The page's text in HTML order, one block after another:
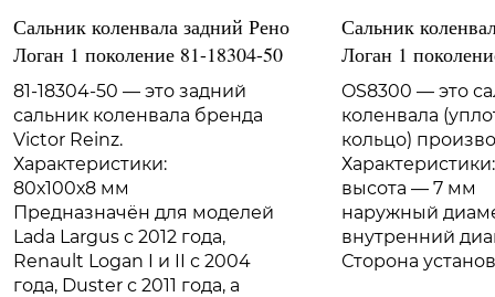
Сальник коленвала задний Рено
Логан 1 поколение 81-18304-50
81-18304-50 — это задний
сальник коленвала бренда
Victor Reinz.
Характеристики:
80х100х8 мм
Предназначён для моделей
Lada Largus с 2012 года,
Renault Logan I и II с 2004
года, Duster с 2011 года, а
Сальник
Логан 1
OS8300 — это
коленвала
кольцо)
Характеристики:
высота — 7 мм
наружный
внутренний
Сторона